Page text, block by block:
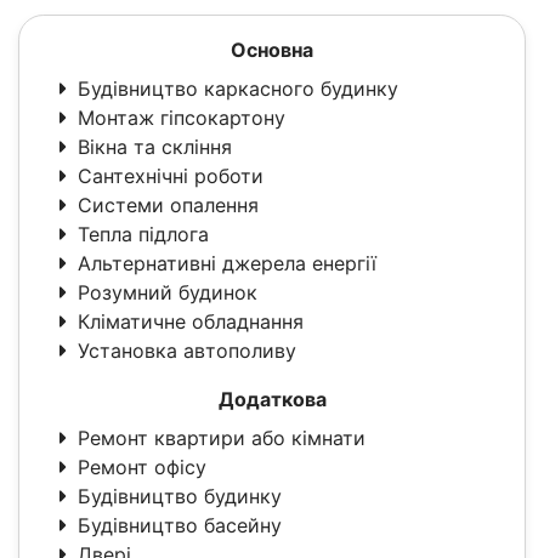
Основна
Будівництво каркасного будинку
Монтаж гіпсокартону
Вікна та скління
Сантехнічні роботи
Системи опалення
Тепла підлога
Альтернативні джерела енергії
Розумний будинок
Кліматичне обладнання
Установка автополиву
Додаткова
Ремонт квартири або кімнати
Ремонт офісу
Будівництво будинку
Будівництво басейну